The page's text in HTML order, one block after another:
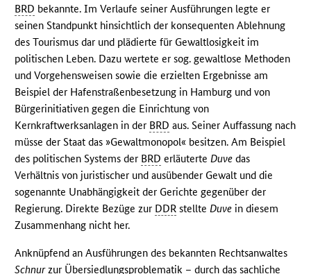
BRD bekannte. Im Verlaufe seiner Ausführungen legte er
seinen Standpunkt hinsichtlich der konsequenten Ablehnung
des Tourismus dar und plädierte für Gewaltlosigkeit im
politischen Leben. Dazu wertete er sog. gewaltlose Methoden
und Vorgehensweisen sowie die erzielten Ergebnisse am
Beispiel der Hafenstraßenbesetzung in Hamburg und von
Bürgerinitiativen gegen die Einrichtung von
Kernkraftwerksanlagen in der BRD aus. Seiner Auffassung nach
müsse der Staat das »Gewaltmonopol« besitzen. Am Beispiel
des politischen Systems der BRD erläuterteDuve das
Verhältnis von juristischer und ausübender Gewalt und die
sogenannte Unabhängigkeit der Gerichte gegenüber der
Regierung. Direkte Bezüge zur DDR stellteDuve in diesem
Zusammenhang nicht her.
Anknüpfend an Ausführungen des bekannten Rechtsanwaltes
Schnurzur Übersiedlungsproblematik – durch das sachliche